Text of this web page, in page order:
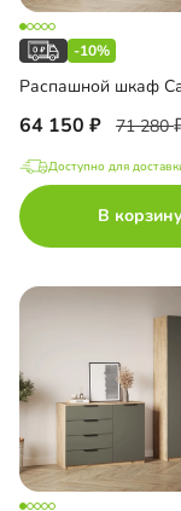
-10%
64 150 71 280
Доступно для
В корзину